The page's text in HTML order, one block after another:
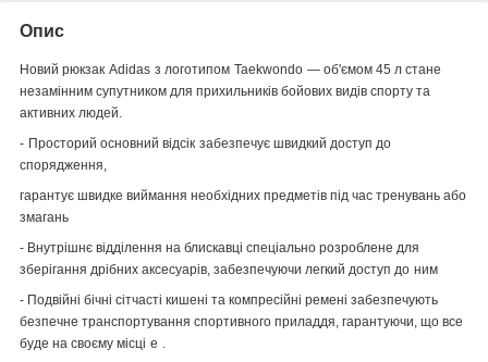
Опис
Новий рюкзак Adidas з логотипом Taekwondo — об'ємом 45 л стане
незамінним супутником для прихильників бойових видів спорту та
активних людей.
- Просторий основний відсік забезпечує швидкий доступ до
спорядження,
гарантує швидке виймання необхідних предметів під час тренувань або
змагань
- Внутрішнє відділення на блискавці спеціально розроблене для
зберігання дрібних аксесуарів, забезпечуючи легкий доступ до ним
- Подвійні бічні сітчасті кишені та компресійні ремені забезпечують
безпечне транспортування спортивного приладдя, гарантуючи, що все
буде на своєму місці е